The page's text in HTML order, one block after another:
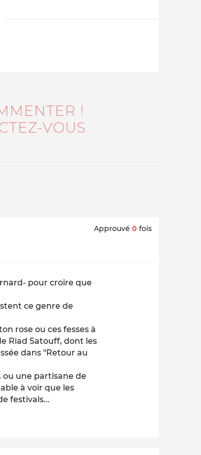
Qui sommes-nous ?
!
VOUS
Approuvé 0 fois
pour croire que
ce genre de
rose ou ces fesses à
Riad Satouff, dont les
dans "Retour au
ou une partisane de
à voir que les
festivals...